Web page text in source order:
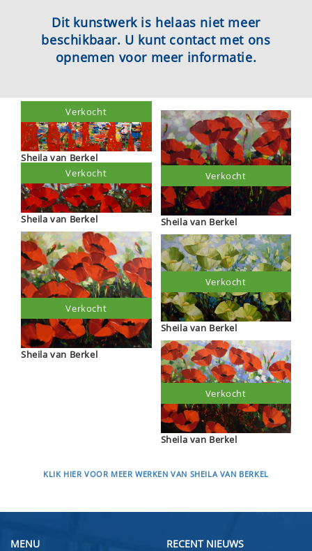
Dit kunstwerk is helaas niet meer
beschikbaar. U kunt contact met ons
opnemen voor meer informatie.
Sheila van Berkel
Verkocht
Sheila van Berkel
Verkocht
Sheila van Berkel
Verkocht
Sheila van Berkel
Verkocht
Sheila van Berkel
Verkocht
Sheila van Berkel
Verkocht
KLIK HIER VOOR MEER WERKEN VAN SHEILA VAN BERKEL
MENU RECENT NIEUWS